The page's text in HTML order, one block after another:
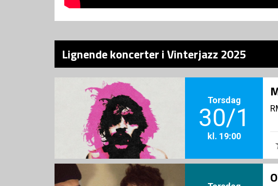
Lignende koncerter i Vinterjazz 2025
Torsdag
30/1
kl. 19:00